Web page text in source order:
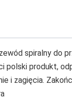
spiralny do
polski produkt,
i zagięcia.